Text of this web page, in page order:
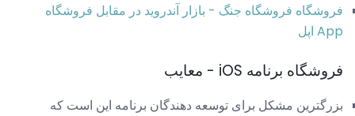
فروشگاه فروشگاه جنگ - بازار آندروید در مقابل فروشگاه
App اپل
فروشگاه برنامه iOS - معایب
بزرگترین مشکل برای توسعه دهندگان برنامه این است که